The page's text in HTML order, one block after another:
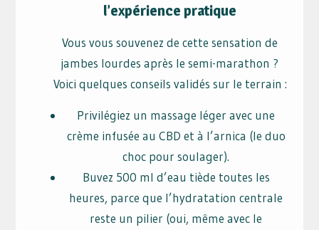
l’expérience pratique
Vous vous souvenez de cette sensation de
jambes lourdes après le semi-marathon ?
Voici quelques conseils validés sur le terrain :
Privilégiez un massage léger avec une
crème infusée au CBD et à l’arnica (le duo
choc pour soulager).
Buvez 500 ml d’eau tiède toutes les
heures, parce que l’hydratation centrale
reste un pilier (oui, même avec le